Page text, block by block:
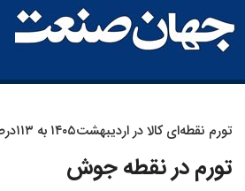
تورم نقطه‌ای کالا در اردیبهشت۱۴۰۵ به ۱۱۳‌درصد رسید:
تورم در نقطه جوش